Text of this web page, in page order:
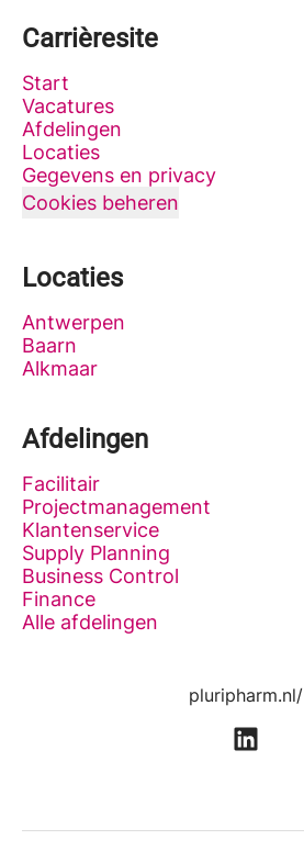
Carrièresite
Start
Vacatures
Afdelingen
Locaties
Gegevens en privacy
Cookies beheren
Locaties
Antwerpen
Baarn
Alkmaar
Afdelingen
Facilitair
Projectmanagement
Klantenservice
Supply Planning
Business Control
Finance
Alle afdelingen
pluripharm.nl/